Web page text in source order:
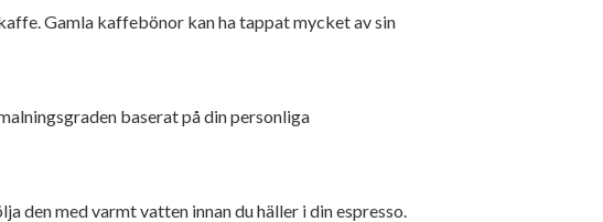
Gamla kaffebönor kan ha tappat mycket av sin
baserat på din personliga
den med varmt vatten innan du häller i din espresso.